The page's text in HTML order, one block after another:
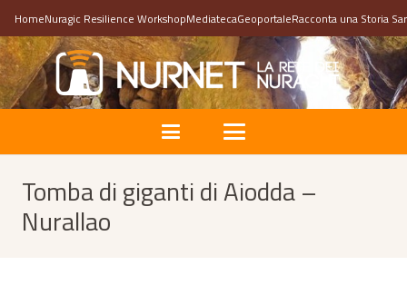
HomeNuragic Resilience WorkshopMediatecaGeoportaleRacconta una Storia
Tomba di giganti di Aiodda –
Nurallao